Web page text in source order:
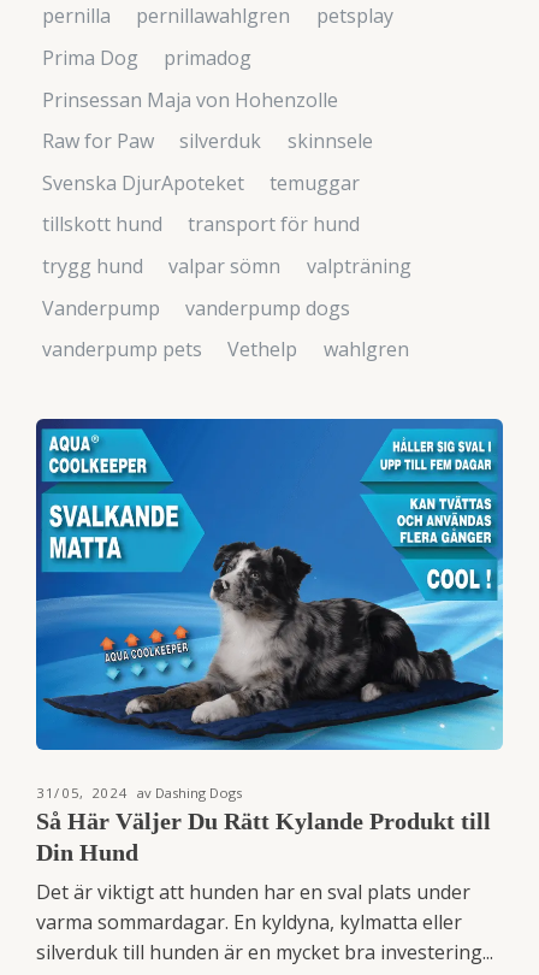
pernilla
pernillawahlgren
petsplay
Prima Dog
primadog
Prinsessan Maja von Hohenzolle
Raw for Paw
silverduk
skinnsele
Svenska DjurApoteket
temuggar
tillskott hund
transport för hund
trygg hund
valpar sömn
valpträning
Vanderpump
vanderpump dogs
vanderpump pets
Vethelp wahlgren
31/05, 2024 av Dashing Dogs
Så Här Väljer Du Rätt Kylande Produkt till
Din Hund
Det är viktigt att hunden har en sval plats under
varma sommardagar. En kyldyna, kylmatta eller
silverduk till hunden är en mycket bra investering...